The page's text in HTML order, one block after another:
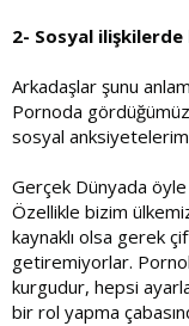
2- Sosyal
Arkadaşlar şunu
Pornoda gördüğümüz
sosyal
Gerçek Dünyada
Özellikle bizim
kaynaklı olsa gerek
getiremiyorlar.
kurgudur, hepsi
bir rol yapma